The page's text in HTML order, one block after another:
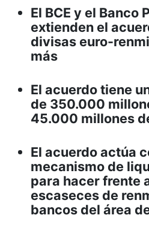
El BCE y el Banco
extienden el
divisas euro-
más
El acuerdo tiene
de 350.000
45.000 millones
El acuerdo actúa
mecanismo de
para hacer frente
escaseces de
bancos del área